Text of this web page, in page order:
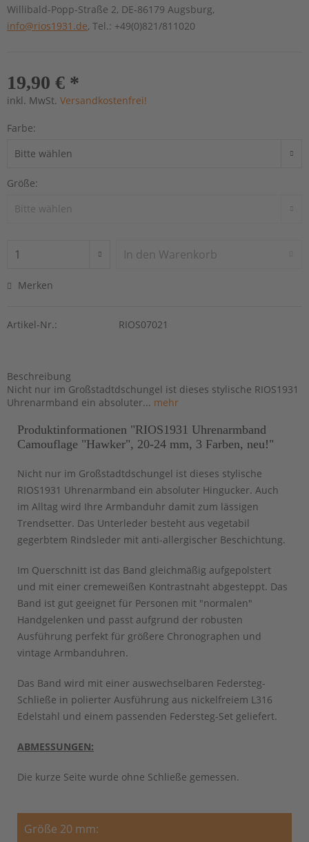
Willibald-Popp-Straße 2, DE-86179 Augsburg,
info@rios1931.de, Tel.: +49(0)821/811020
19,90 € *
inkl. MwSt. Versandkostenfrei!
Farbe:
Größe:
In den Warenkorb
Merken
Artikel-Nr.: RIOS07021
Beschreibung
Nicht nur im Großstadtdschungel ist dieses stylische RIOS1931
Uhrenarmband ein absoluter... mehr
Produktinformationen "RIOS1931 Uhrenarmband
Camouflage "Hawker", 20-24 mm, 3 Farben, neu!"
Nicht nur im Großstadtdschungel ist dieses stylische
RIOS1931 Uhrenarmband ein absoluter Hingucker. Auch
im Alltag wird Ihre Armbanduhr damit zum lässigen
Trendsetter. Das Unterleder besteht aus vegetabil
gegerbtem Rindsleder mit anti-allergischer Beschichtung.
Im Querschnitt ist das Band gleichmäßig aufgepolstert
und mit einer cremeweißen Kontrastnaht abgesteppt. Das
Band ist gut geeignet für Personen mit "normalen"
Handgelenken und passt aufgrund der robusten
Ausführung perfekt für größere Chronographen und
vintage Armbanduhren.
Das Band wird mit einer auswechselbaren Federsteg-
Schließe in polierter Ausführung aus nickelfreiem L316
Edelstahl und einem passenden Federsteg-Set geliefert.
ABMESSUNGEN:
Die kurze Seite wurde ohne Schließe gemessen.
Größe 20 mm: